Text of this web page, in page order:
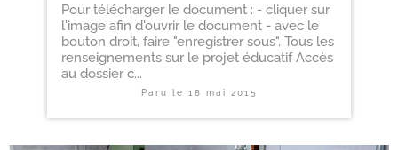
Pour télécharger le document : - cliquer sur
l'image afin d'ouvrir le document - avec le
bouton droit, faire "enregistrer sous". Tous les
renseignements sur le projet éducatif Accès
au dossier c...
Paru le 18 mai 2015